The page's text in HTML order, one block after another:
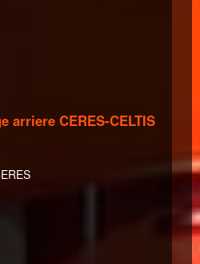
arriere CERES-CELTIS